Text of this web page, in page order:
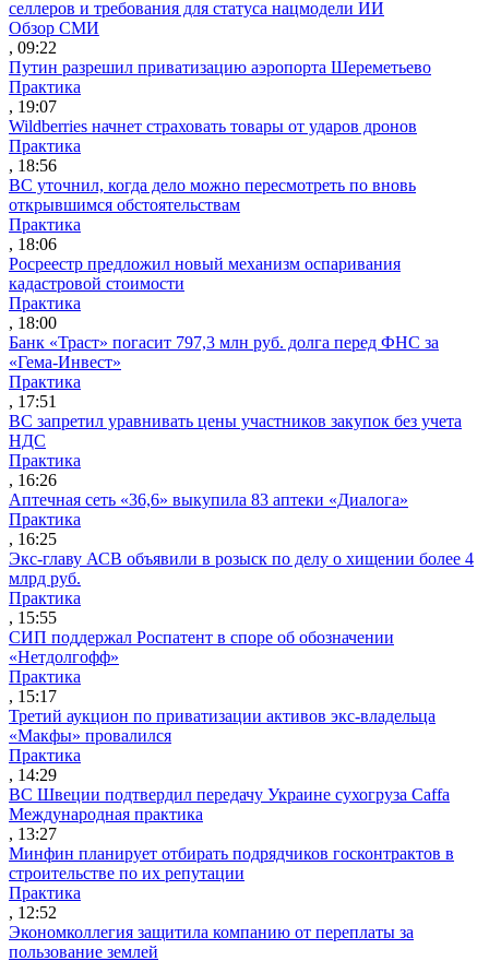
селлеров и требования для статуса нацмодели ИИ
Обзор СМИ
, 09:22
Путин разрешил приватизацию аэропорта Шереметьево
Практика
, 19:07
Wildberries начнет страховать товары от ударов дронов
Практика
, 18:56
ВС уточнил, когда дело можно пересмотреть по вновь
открывшимся обстоятельствам
Практика
, 18:06
Росреестр предложил новый механизм оспаривания
кадастровой стоимости
Практика
, 18:00
Банк «Траст» погасит 797,3 млн руб. долга перед ФНС за
«Гема-Инвест»
Практика
, 17:51
ВС запретил уравнивать цены участников закупок без учета
НДС
Практика
, 16:26
Аптечная сеть «36,6» выкупила 83 аптеки «Диалога»
Практика
, 16:25
Экс-главу АСВ объявили в розыск по делу о хищении более 4
млрд руб.
Практика
, 15:55
СИП поддержал Роспатент в споре об обозначении
«Нетдолгофф»
Практика
, 15:17
Третий аукцион по приватизации активов экс-владельца
«Макфы» провалился
Практика
, 14:29
ВС Швеции подтвердил передачу Украине сухогруза Caffa
Международная практика
, 13:27
Минфин планирует отбирать подрядчиков госконтрактов в
строительстве по их репутации
Практика
, 12:52
Экономколлегия защитила компанию от переплаты за
пользование землей